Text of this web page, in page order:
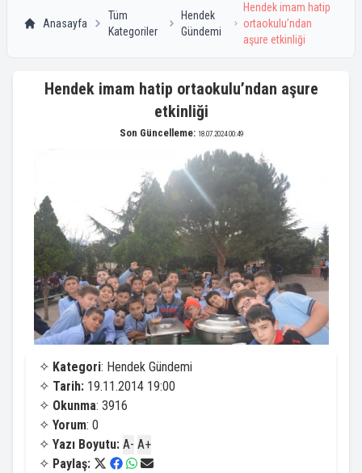
Anasayfa
Tüm
Kategoriler
Hendek
Gündemi
Hendek imam hatip
ortaokulu’ndan
aşure etkinliği
Hendek imam hatip ortaokulu’ndan aşure
etkinliği
Son Güncelleme: 18.07.2024 00:49
✧ Kategori: Hendek Gündemi
✧ Tarih: 19.11.2014 19:00
✧ Okunma: 3916
✧ Yorum: 0
✧ Yazı Boyutu: A- A+
✧ Paylaş: